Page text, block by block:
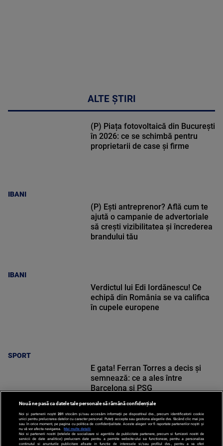
ALTE ȘTIRI
IBANI
(P) Piața fotovoltaică din București
în 2026: ce se schimbă pentru
proprietarii de case și firme
IBANI
(P) Ești antreprenor? Află cum te
ajută o campanie de advertoriale
să crești vizibilitatea și încrederea
brandului tău
SPORT
Verdictul lui Edi Iordănescu! Ce
echipă din România se va califica
în cupele europene
SPORT
E gata! Ferran Torres a decis și
semnează: ce a ales între
Barcelona și PSG
Nouă ne pasă ca datele tale personale să rămână confidențiale
Noi și partenerii noștri 201 stocăm și/sau accesăm informații pe dispozitivul dvs., precum identificatorii cookie
unici pentru prelucrarea datelor cu caracter personal. Puteți accepta sau gestiona alegerile dvs. făcând clic mai jos
sau în orice moment, pe pagina cu politica de confidențialitate. Aceste alegeri vor fi raportate partenerilor noștri și
nu vă vor afecta navigarea.
Mai multe detalii
Noi si partenerii nostri (retelele de socializare si agentiile de publicitate partenere, precum si furnizorii nostri de
servicii de date analitice) prelucram date pentru a permite website-ului sa functioneze, pentru a personaliza
continutul si anunturile publicitare afisate in functie de interesele si/sau profilul dvs., pentru a va oferi